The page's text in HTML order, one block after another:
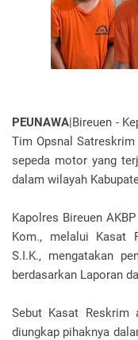
PEUNAWA|Bireuen -
Tim Opsnal
sepeda motor yang
dalam wilayah
Kapolres Bireuen
Kom., melalui Kasat
S.I.K., mengatakan
berdasarkan Laporan
Sebut Kasat Reskrim
diungkap pihaknya